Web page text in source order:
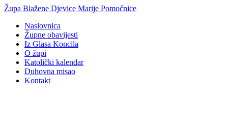
Idi
sadržaj
Župa Blažene Djevice Marije Pomoćnice
Naslovnica
Župne obavijesti
Iz Glasa Koncila
O župi
Katolički kalendar
Duhovna misao
Kontakt